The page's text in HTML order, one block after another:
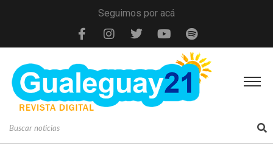
Seguimos por acá